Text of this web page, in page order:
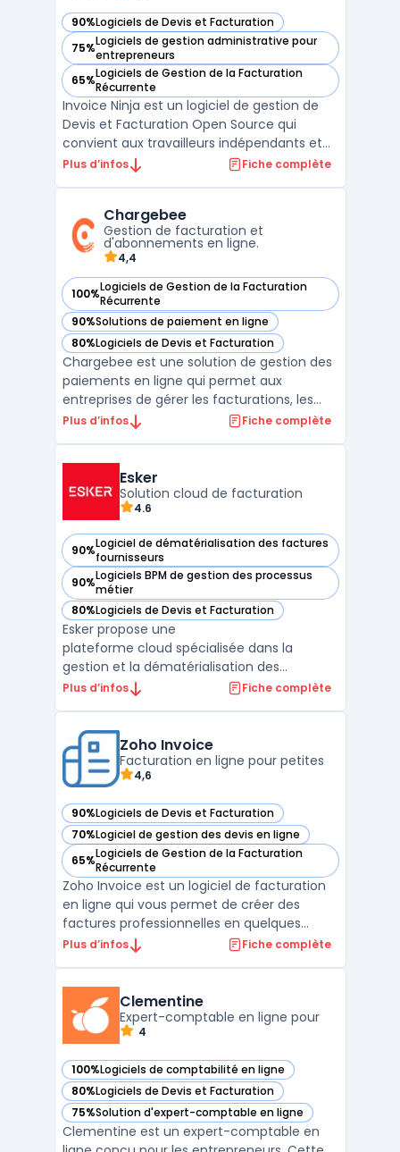
90%Logiciels de Devis et Facturation
— voir Invoice Ninja dans cette catégorie
75%Logiciels de gestion administrative pour
entrepreneurs
— voir Invoice Ninja dans cette catégorie
65%Logiciels de Gestion de la Facturation
Récurrente
— voir Invoice Ninja dans cette catégorie
Invoice Ninja est un logiciel de gestion de
Devis et Facturation Open Source qui
convient aux travailleurs indépendants et
aux petites entreprises. Il offre une
personnalisés. En plus de cela, Invoice Ninja
permet d'accep ...
Plus d’infos Fiche complète
Chargebee
Gestion de facturation et
d'abonnements en ligne.
4,4
100%Logiciels de Gestion de la Facturation
Récurrente
— voir Chargebee dans cette catégorie
90%Solutions de paiement en ligne
— voir Chargebee dans cette catégorie
80%Logiciels de Devis et Facturation
— voir Chargebee dans cette catégorie
Chargebee est une solution de gestion des
paiements en ligne qui permet aux
entreprises de gérer les facturations, les
abonnements et les paiements récurrents
être facilement intégrée aux systèmes
existants pour automati ...
Plus d’infos Fiche complète
Esker
Solution cloud de facturation
4.6
90%Logiciel de dématérialisation des factures
fournisseurs
— voir Esker dans cette catégorie
90%Logiciels BPM de gestion des processus
métier
— voir Esker dans cette catégorie
80%Logiciels de Devis et Facturation
— voir Esker dans cette catégorie
Esker propose une
plateforme cloud spécialisée dans la
gestion et la dématérialisation des
factures, conformément aux nouvelles
d'automatiser le traitement et l'émission
des factures fournisseurs ...
Plus d’infos Fiche complète
Zoho Invoice
Facturation en ligne pour petites
4,6
90%Logiciels de Devis et Facturation
— voir Zoho Invoice dans cette catégorie
70%Logiciel de gestion des devis en ligne
— voir Zoho Invoice dans cette catégorie
65%Logiciels de Gestion de la Facturation
Récurrente
— voir Zoho Invoice dans cette catégorie
Zoho Invoice est un logiciel de facturation
en ligne qui vous permet de créer des
factures professionnelles en quelques
minutes. Il offre également la possibilité de
propose des fonctionnalités telles que la
gestion des pa ...
Plus d’infos Fiche complète
Clementine
Expert-comptable en ligne pour
4
100%Logiciels de comptabilité en ligne
— voir Clementine dans cette catégorie
80%Logiciels de Devis et Facturation
— voir Clementine dans cette catégorie
75%Solution d'expert-comptable en ligne
— voir Clementine dans cette catégorie
Clementine est un expert-comptable en